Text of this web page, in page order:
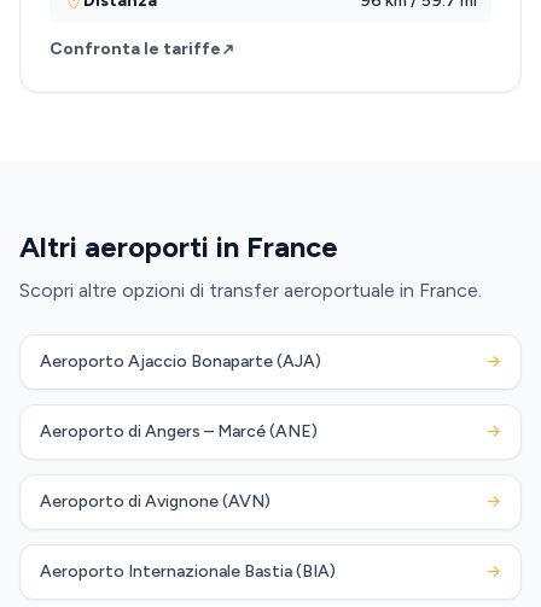
Confronta le tariffe
Altri aeroporti in France
Scopri altre opzioni di transfer aeroportuale in France.
Aeroporto Ajaccio Bonaparte (AJA) →
Aeroporto di Angers – Marcé (ANE) →
Aeroporto di Avignone (AVN) →
Aeroporto Internazionale Bastia (BIA) →